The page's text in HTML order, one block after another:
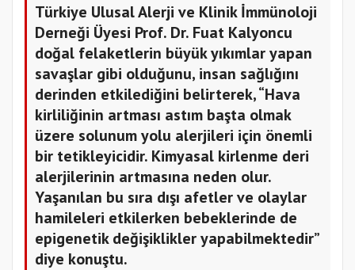
Türkiye Ulusal Alerji ve Klinik İmmünoloji
Derneği Üyesi Prof. Dr. Fuat Kalyoncu
doğal felaketlerin büyük yıkımlar yapan
savaşlar gibi olduğunu, insan sağlığını
derinden etkilediğini belirterek, “Hava
kirliliğinin artması astım başta olmak
üzere solunum yolu alerjileri için önemli
bir tetikleyicidir. Kimyasal kirlenme deri
alerjilerinin artmasına neden olur.
Yaşanılan bu sıra dışı afetler ve olaylar
hamileleri etkilerken bebeklerinde de
epigenetik değişiklikler yapabilmektedir”
diye konuştu.